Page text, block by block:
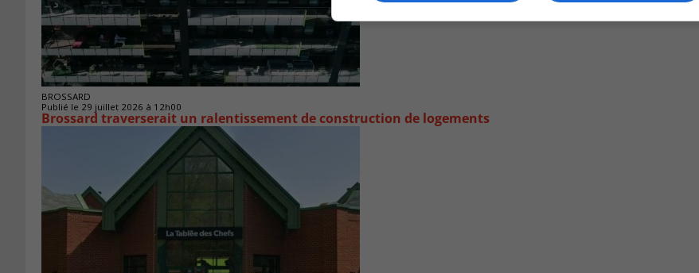
BROSSARD
Publié le 29 juillet 2026 à 12h00
Brossard traverserait un ralentissement de construction de logements